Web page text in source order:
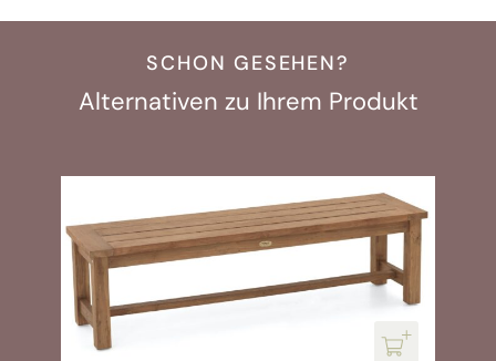
SCHON GESEHEN?
Alternativen zu Ihrem Produkt